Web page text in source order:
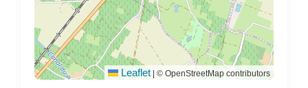
Leaflet | © OpenStreetMap contributors